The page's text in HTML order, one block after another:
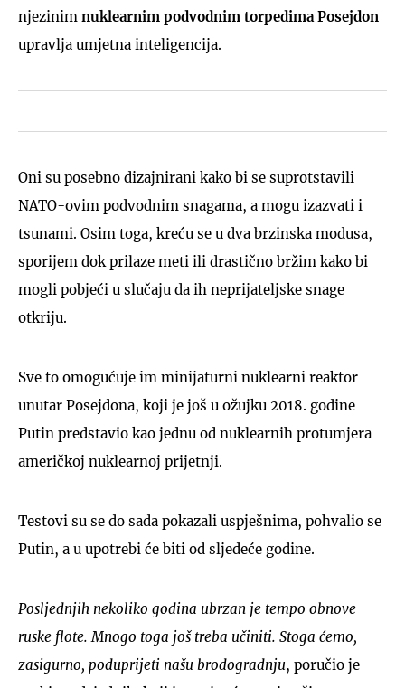
njezinim nuklearnim podvodnim torpedima Posejdon
upravlja umjetna inteligencija.
Oni su posebno dizajnirani kako bi se suprotstavili
NATO-ovim podvodnim snagama, a mogu izazvati i
tsunami. Osim toga, kreću se u dva brzinska modusa,
sporijem dok prilaze meti ili drastično bržim kako bi
mogli pobjeći u slučaju da ih neprijateljske snage
otkriju.
Sve to omogućuje im minijaturni nuklearni reaktor
unutar Posejdona, koji je još u ožujku 2018. godine
Putin predstavio kao jednu od nuklearnih protumjera
američkoj nuklearnoj prijetnji.
Testovi su se do sada pokazali uspješnima, pohvalio se
Putin, a u upotrebi će biti od sljedeće godine.
Posljednjih nekoliko godina ubrzan je tempo obnove
ruske flote. Mnogo toga još treba učiniti. Stoga ćemo,
zasigurno, poduprijeti našu brodogradnju, poručio je